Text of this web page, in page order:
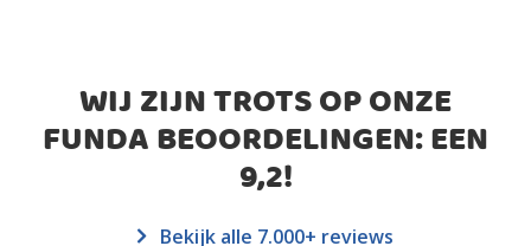
WIJ ZIJN TROTS OP ONZE
FUNDA BEOORDELINGEN: EEN
9,2!
Bekijk alle 7.000+ reviews